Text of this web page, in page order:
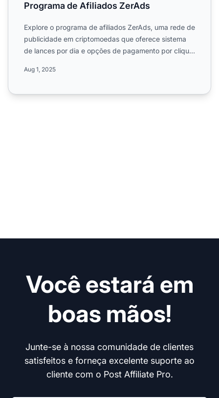
Programa de Afiliados ZerAds
Explore o programa de afiliados ZerAds, uma rede de
publicidade em criptomoedas que oferece sistema
de lances por dia e opções de pagamento por clique.
Aug 1, 2025
Você estará em
boas mãos!
Junte-se à nossa comunidade de clientes
satisfeitos e forneça excelente suporte ao
cliente com o Post Affiliate Pro.